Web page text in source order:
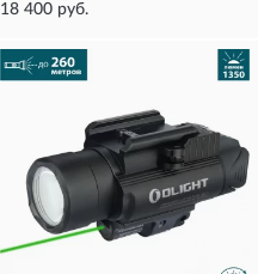
18 400 руб.